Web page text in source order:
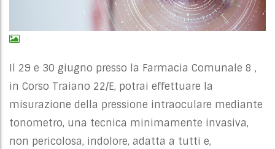
Il 29 e 30 giugno presso la Farmacia Comunale 8 ,
in Corso Traiano 22/E, potrai effettuare la
misurazione della pressione intraoculare mediante
tonometro, una tecnica minimamente invasiva,
non pericolosa, indolore, adatta a tutti e,